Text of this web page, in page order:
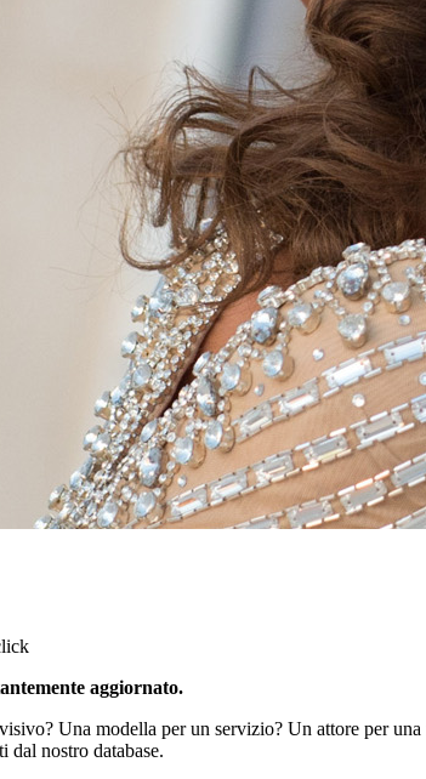
aggiornato.
Una modella per un servizio? Un attore per
dal nostro database.